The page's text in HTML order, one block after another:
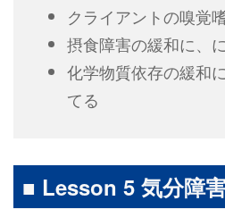
クライアントの嗅覚
摂食障害の緩和に、
化学物質依存の緩和
てる
■ Lesson 5 気分障